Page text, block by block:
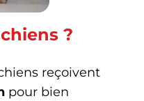
?
reçoivent
pour bien